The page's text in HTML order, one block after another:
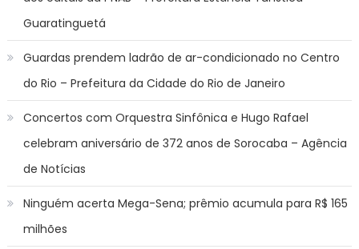
Guaratinguetá
Guardas prendem ladrão de ar-condicionado no Centro
do Rio – Prefeitura da Cidade do Rio de Janeiro
Concertos com Orquestra Sinfônica e Hugo Rafael
celebram aniversário de 372 anos de Sorocaba – Agência
de Notícias
Ninguém acerta Mega-Sena; prêmio acumula para R$ 165
milhões